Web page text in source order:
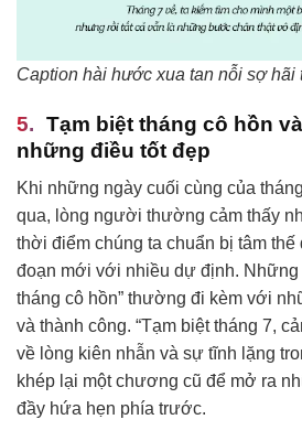
Caption hài hước xua tan nỗi sợ hãi
Tạm biệt tháng cô hồn
những điều tốt đẹp
Khi những ngày cuối cùng của
qua, lòng người thường cảm thấy
thời điểm chúng ta chuẩn bị tâm
đoạn mới với nhiều dự định. Những
tháng cô hồn” thường đi kèm với
và thành công. “Tạm biệt tháng 7,
về lòng kiên nhẫn và sự tĩnh lặng
khép lại một chương cũ để mở ra
đầy hứa hẹn phía trước.